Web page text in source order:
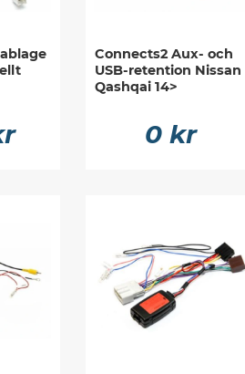
Connects2 Aux- och
USB-retention Nissan
Qashqai 14>
0 kr